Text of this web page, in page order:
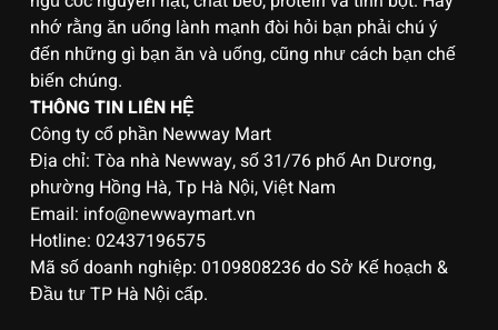
nhớ rằng ăn uống lành mạnh đòi hỏi bạn phải chú ý
đến những gì bạn ăn và uống, cũng như cách bạn chế
biến chúng.
THÔNG TIN LIÊN HỆ
Công ty cổ phần Newway Mart
Địa chỉ: Tòa nhà Newway, số 31/76 phố An Dương,
phường Hồng Hà, Tp Hà Nội, Việt Nam
Email: info@newwaymart.vn
Hotline: 02437196575
Mã số doanh nghiệp: 0109808236 do Sở Kế hoạch &
Đầu tư TP Hà Nội cấp.